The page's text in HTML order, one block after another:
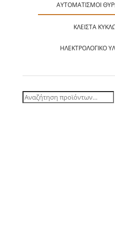
ΑΥΤΟΜΑΤΙΣΜΟΊ
ΚΛΕΙΣΤΆ
ΗΛΕΚΤΡΟΛΟΓΙΚΌ
Αναζήτηση